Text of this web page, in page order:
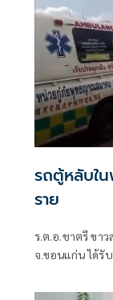
รถตู้หลับใ
ราย
ร.ต.อ.ชาตรี ขา
จ.ขอนแก่น ได้รั